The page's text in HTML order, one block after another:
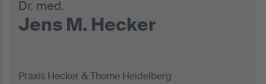
Dr. med.
Jens M. Hecker
Praxis Hecker & Thome Heidelberg